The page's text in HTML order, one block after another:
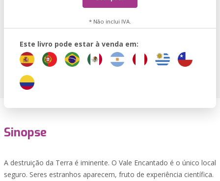
* Não inclui IVA.
Este livro pode estar à venda em:
Sinopse
A destruição da Terra é iminente. O Vale Encantado é o único local
seguro. Seres estranhos aparecem, fruto de experiência científica.